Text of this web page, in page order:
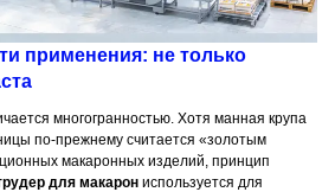
применения: не только
многогранностью. Хотя манная крупа
по-прежнему считается «золотым
макаронных изделий, принцип
для макарониспользуется для